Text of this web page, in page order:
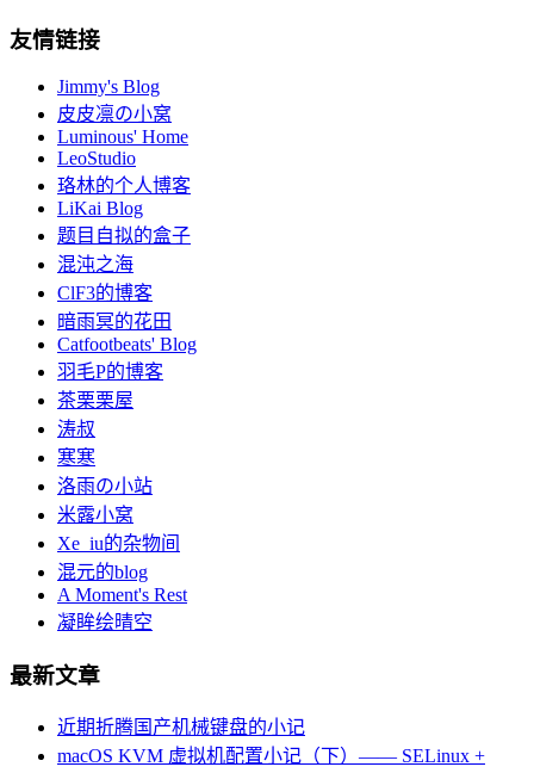
友情链接
Jimmy's Blog
皮皮凛の小窝
Luminous' Home
LeoStudio
珞林的个人博客
LiKai Blog
题目自拟的盒子
混沌之海
ClF3的博客
暗雨冥的花田
Catfootbeats' Blog
羽毛P的博客
茶栗栗屋
涛叔
寒寒
洛雨の小站
米露小窝
Xe_iu的杂物间
混元的blog
A Moment's Rest
凝眸绘晴空
最新文章
近期折腾国产机械键盘的小记
macOS KVM 虚拟机配置小记（下）—— SELinux +